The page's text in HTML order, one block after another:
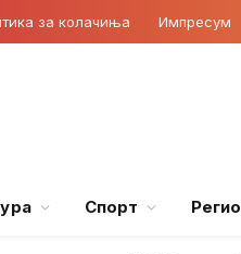
за колачиња Импресум
Спорт